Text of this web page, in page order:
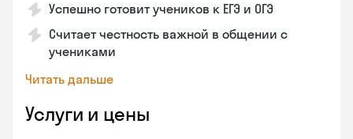
Успешно готовит учеников к ЕГЭ и ОГЭ
Считает честность важной в общении с
учениками
Читать дальше
Услуги и цены